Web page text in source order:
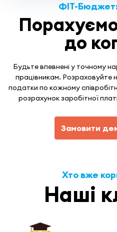
ФІТ-
до
Будьте впевнені у точному
працівникам. Розраховуйте
податки по кожному
розрахунок заробітної
Замовити
Хто вже
Наші